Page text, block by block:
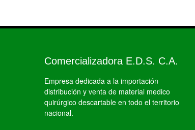
Comercializadora E.D.S. C.A.
Empresa dedicada a la importación
distribución y venta de material medico
quirúrgico descartable en todo el territorio
nacional.